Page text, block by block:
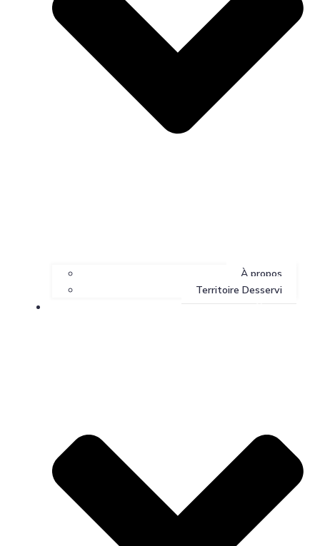
À propos
Territoire Desservi
Services